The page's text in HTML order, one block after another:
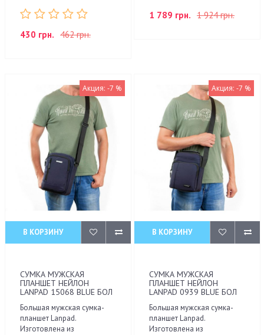
430 грн. 462 грн.
1 789 грн. 1 924 грн.
Акция: -7 %
В КОРЗИНУ
СУМКА МУЖСКАЯ
ПЛАНШЕТ НЕЙЛОН
LANPAD 15068 BLUE БОЛ
Большая мужская сумка-
планшет Lanpad.
Изготовлена из
Акция: -7 %
В КОРЗИНУ
СУМКА МУЖСКАЯ
ПЛАНШЕТ НЕЙЛОН
LANPAD 0939 BLUE БОЛ
Большая мужская сумка-
планшет Lanpad.
Изготовлена из